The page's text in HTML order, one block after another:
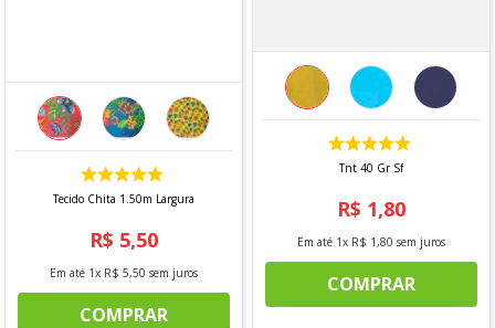
Excelente caimento para projetos decorativos
Fácil manutenção e conservação
Indicações de uso
Perfeito para confecção de:
Revestimento de sofás
Poltronas
Cabeceiras
Capas para estofados
Almofadas decorativas
Cortinas leves
Forros e peças de decoração em geral
Tecido Chita 1.50m Largura
R$ 5,50
Em até 1x R$ 5,50 sem juros
COMPRAR
Tnt 40 Gr Sf
R$ 1,80
Em até 1x R$ 1,80 sem juros
COMPRAR